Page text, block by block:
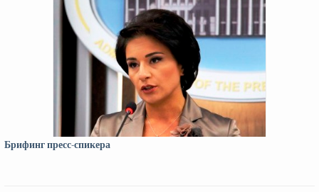
Брифинг пресс-спикера